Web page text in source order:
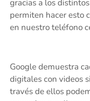
gracias a los
permiten hacer esto
en nuestro teléfono
Google demuestra
digitales con videos
través de ellos